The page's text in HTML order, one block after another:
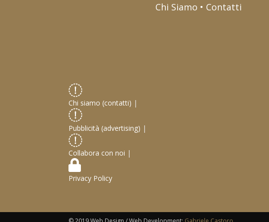
Chi Siamo • Contatti
Chi siamo (contatti) |
Pubblicità (advertising) |
Collabora con noi |
Privacy Policy